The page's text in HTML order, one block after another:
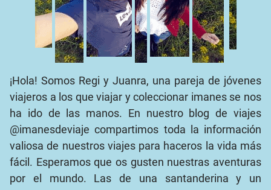
¡Hola! Somos Regi y Juanra, una pareja de jóvenes
viajeros a los que viajar y coleccionar imanes se nos
ha ido de las manos. En nuestro blog de viajes
@imanesdeviaje compartimos toda la información
valiosa de nuestros viajes para haceros la vida más
fácil. Esperamos que os gusten nuestras aventuras
por el mundo. Las de una santanderina y un